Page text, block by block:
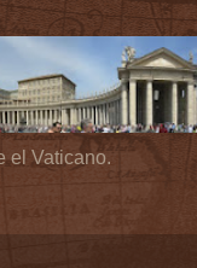
el Vaticano.